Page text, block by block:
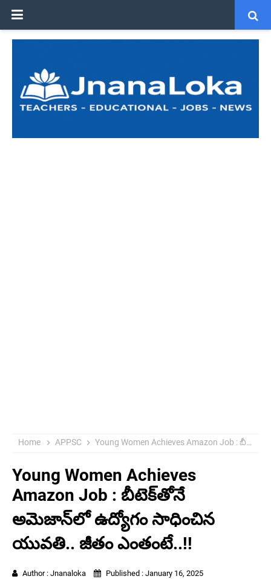
Home APPSC Young Women Achieves Amazon Job : బీటెక్‌తోనే అమెజాన్‌లో ఉద్యోగం సాధించిన యువతి.. జీతం ఎంతంటే..!!
Young Women Achieves
Amazon Job : బీటెక్‌తోనే
అమెజాన్‌లో ఉద్యోగం సాధించిన
యువతి.. జీతం ఎంతంటే..!!
Author : Jnanaloka Published : January 16, 2025